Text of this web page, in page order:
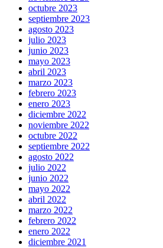
octubre 2023
septiembre 2023
agosto 2023
julio 2023
junio 2023
mayo 2023
abril 2023
marzo 2023
febrero 2023
enero 2023
diciembre 2022
noviembre 2022
octubre 2022
septiembre 2022
agosto 2022
julio 2022
junio 2022
mayo 2022
abril 2022
marzo 2022
febrero 2022
enero 2022
diciembre 2021